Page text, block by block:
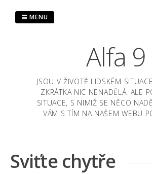
Alfa 9
JSOU V ŽIVOTĚ LIDSKÉM
ZKRÁTKA NIC NENADĚLÁ. ALE
SITUACE, S NIMIŽ SE NĚCO
VÁM S TÍM NA NAŠEM WEBU
MENU
Sviťte chytře